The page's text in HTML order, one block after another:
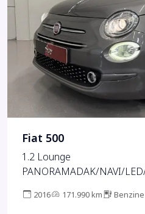
Fiat 500
1.2 Lounge
PANORAMADAK/NAVI/
08-2027
2016 171.990 km Benzine